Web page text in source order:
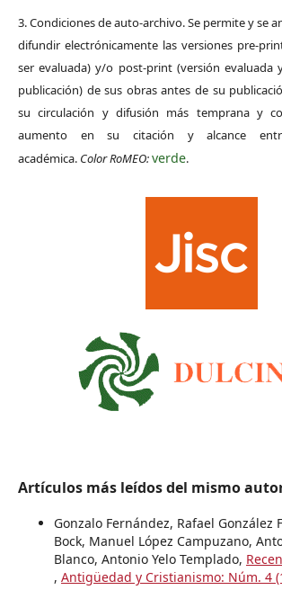
3. Condiciones de auto-archivo. Se permite y se
difundir electrónicamente las versiones pre-
ser evaluada) y/o post-print (versión evaluada
publicación) de sus obras antes de su
su circulación y difusión más temprana y
aumento en su citación y alcance
académica. Color RoMEO:verde.
Artículos más leídos del mismo
Gonzalo Fernández, Rafael González
Bock, Manuel López Campuzano,
Blanco, Antonio Yelo Templado,
, Antigüedad y Cristianismo: Núm. 4